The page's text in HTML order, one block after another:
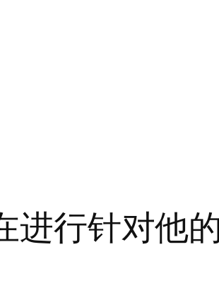
进行针对他